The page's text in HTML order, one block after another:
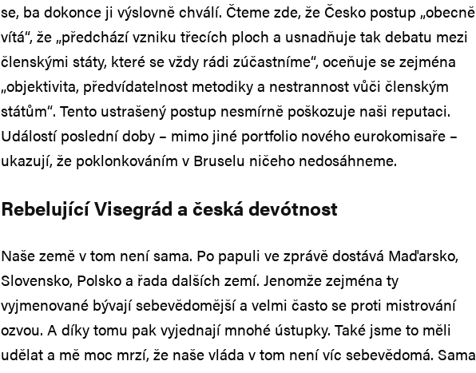
se, ba dokonce ji výslovně chválí. Čteme zde, že Česko postup „obecně
vítá“, že „předchází vzniku třecích ploch a usnadňuje tak debatu mezi
členskými státy, které se vždy rádi zúčastníme“, oceňuje se zejména
„objektivita, předvídatelnost metodiky a nestrannost vůči členským
státům“. Tento ustrašený postup nesmírně poškozuje naši reputaci.
Událostí poslední doby – mimo jiné portfolio nového eurokomisaře –
ukazují, že poklonkováním v Bruselu ničeho nedosáhneme.
Rebelující Visegrád a česká devótnost
Naše země v tom není sama. Po papuli ve zprávě dostává Maďarsko,
Slovensko, Polsko a řada dalších zemí. Jenomže zejména ty
vyjmenované bývají sebevědomější a velmi často se proti mistrování
ozvou. A díky tomu pak vyjednají mnohé ústupky. Také jsme to měli
udělat a mě moc mrzí, že naše vláda v tom není víc sebevědomá. Sama